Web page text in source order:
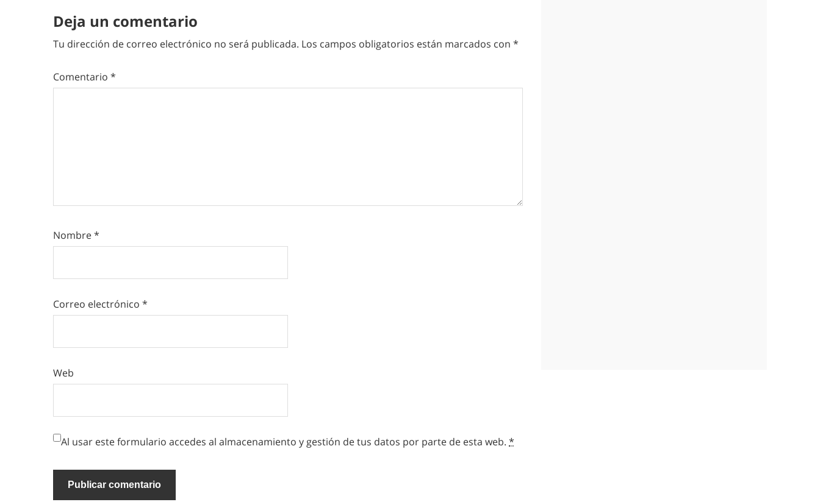
Deja un comentario
Tu dirección de correo electrónico no será publicada. Los campos obligatorios están marcados con *
Comentario *
Nombre*
Correo electrónico *
Web
Al usar este formulario accedes al almacenamiento y gestión de tus datos por parte de esta web. *